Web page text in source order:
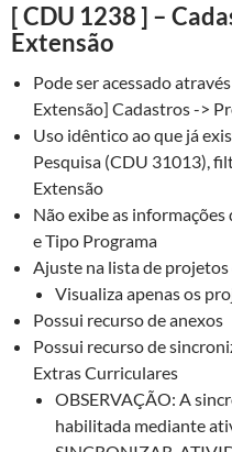
[ CDU 1238 ] –
Extensão
Pode ser acessado
Extensão] Cadastros ->
Uso idêntico ao que já
Pesquisa (CDU 31013),
Extensão
Não exibe as
e Tipo Programa
Ajuste na lista de
Visualiza apenas os
Possui recurso de anexos
Possui recurso de
Extras Curriculares
OBSERVAÇÃO: A
habilitada mediante